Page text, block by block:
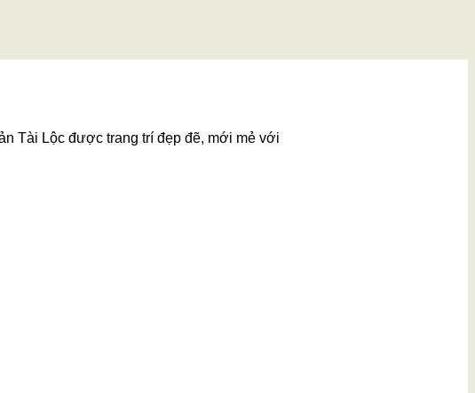
Tài Lộc được trang trí đẹp đẽ, mới mẻ với